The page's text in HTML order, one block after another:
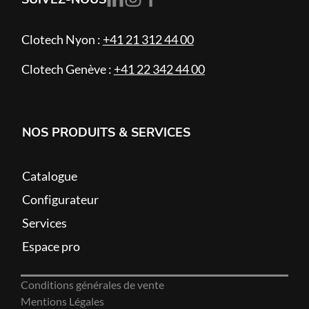
Clotech Nyon : +41 21 312 44 00
Clotech Genève : +41 22 342 44 00
NOS PRODUITS & SERVICES
Catalogue
Configurateur
Services
Espace pro
Conditions générales de vente
Mentions Légales